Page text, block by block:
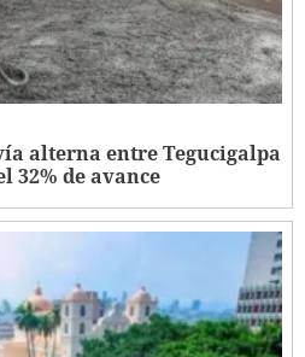
alterna entre Tegucigalpa
32% de avance